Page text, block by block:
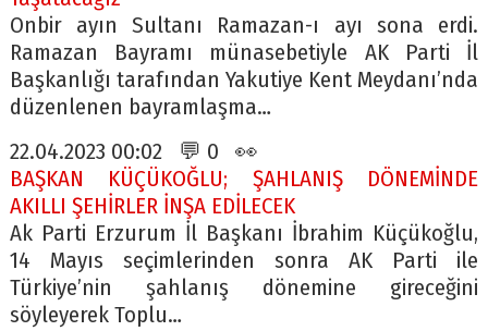
Onbir ayın Sultanı Ramazan-ı ayı sona erdi.
Ramazan Bayramı münasebetiyle AK Parti İl
Başkanlığı tarafından Yakutiye Kent Meydanı’nda
düzenlenen bayramlaşma…
22.04.2023 00:02 💬 0 👀
BAŞKAN KÜÇÜKOĞLU; ŞAHLANIŞ DÖNEMİNDE
AKILLI ŞEHİRLER İNŞA EDİLECEK
Ak Parti Erzurum İl Başkanı İbrahim Küçükoğlu,
14 Mayıs seçimlerinden sonra AK Parti ile
Türkiye’nin şahlanış dönemine gireceğini
söyleyerek Toplu…